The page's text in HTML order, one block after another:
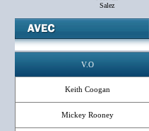
Salez
V.O
Keith Coogan
Mickey Rooney